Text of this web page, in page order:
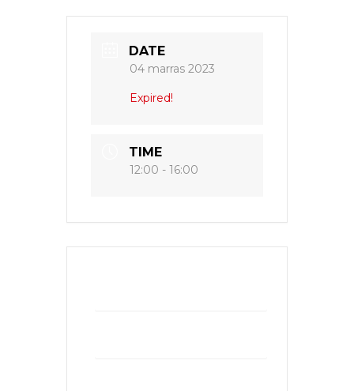
DATE
04 marras 2023
Expired!
TIME
12:00 - 16:00